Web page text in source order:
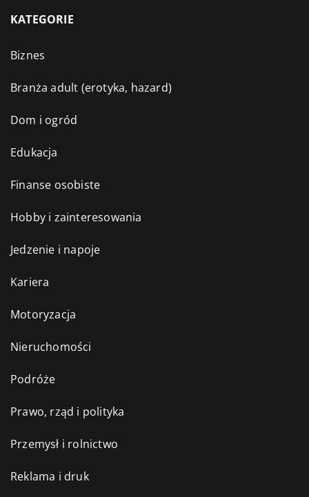
KATEGORIE
Biznes
Branża adult (erotyka, hazard)
Dom i ogród
Edukacja
Finanse osobiste
Hobby i zainteresowania
Jedzenie i napoje
Kariera
Motoryzacja
Nieruchomości
Podróże
Prawo, rząd i polityka
Przemysł i rolnictwo
Reklama i druk